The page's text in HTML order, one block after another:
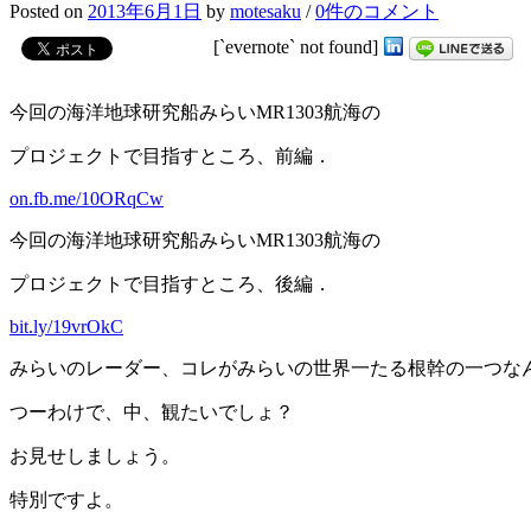
Posted on 2013年6月1日 by motesaku /0件のコメント
[`evernote` not found]
今回の海洋地球研究船みらいMR1303航海の
プロジェクトで目指すところ、前編．
on.fb.me/10ORqCw
今回の海洋地球研究船みらいMR1303航海の
プロジェクトで目指すところ、後編．
bit.ly/19vrOkC
みらいのレーダー、コレがみらいの世界一たる根幹の一つな
つーわけで、中、観たいでしょ？
お見せしましょう。
特別ですよ。